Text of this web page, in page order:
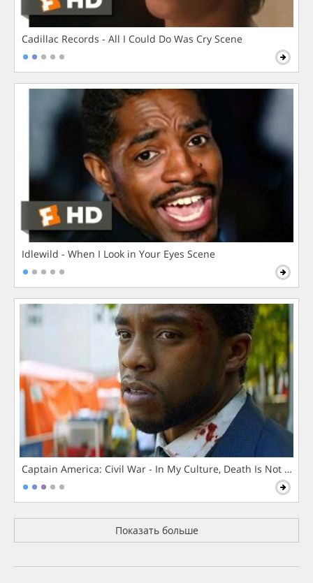
Cadillac Records - All I Could Do Was Cry Scene
Idlewild - When I Look in Your Eyes Scene
Captain America: Civil War - In My Culture, Death Is Not The
Показать больше